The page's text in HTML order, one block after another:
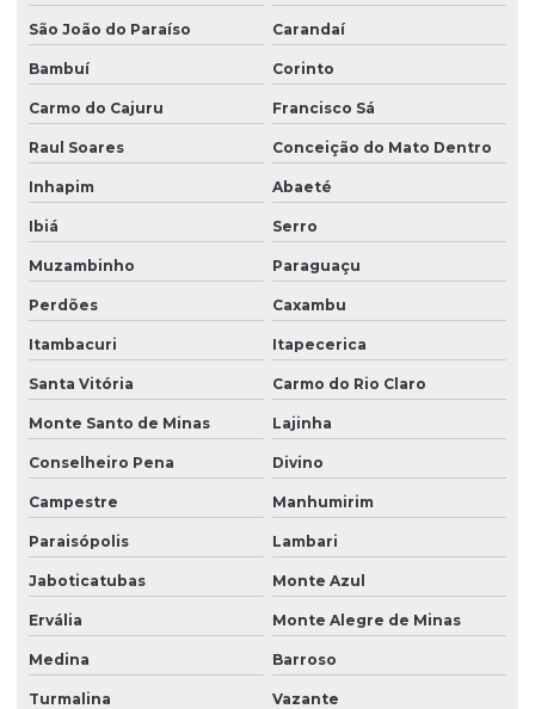
Sondagem a trado e percussão
Terraplanagem de obra civil
Topografia com drone
São João do Paraíso Carandaí
Bambuí Corinto
Carmo do Cajuru Francisco Sá
Raul Soares Conceição do Mato Dentro
Inhapim Abaeté
Ibiá Serro
Muzambinho Paraguaçu
Perdões Caxambu
Itambacuri Itapecerica
Santa Vitória Carmo do Rio Claro
Monte Santo de Minas Lajinha
Conselheiro Pena Divino
Campestre Manhumirim
Paraisópolis Lambari
Jaboticatubas Monte Azul
Ervália Monte Alegre de Minas
Medina Barroso
Turmalina Vazante